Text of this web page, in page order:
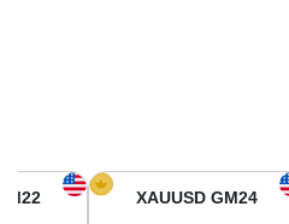
XAUUSD GM24